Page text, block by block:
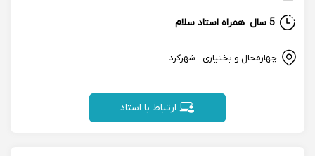
5 سال همراه استاد سلام
چهارمحال و بختیاری - شهركرد
ارتباط با استاد